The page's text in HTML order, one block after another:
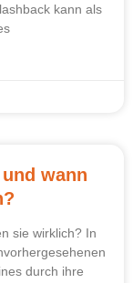
kann als
wann
sie wirklich? In
durch ihre